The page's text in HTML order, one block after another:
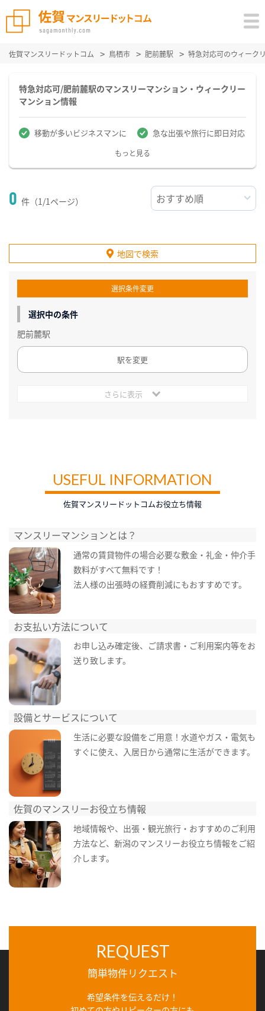
佐賀マンスリードットコム 鳥栖市 肥前麓駅 特急対応可のウィーク
特急対応可/肥前麓駅のマンスリーマンション・ウィークリー
マンション情報
移動が多いビジネスマンに 急な出張や旅行に即日対応
もっと見る
0 件（1/1ページ）
地図で検索
選択条件変更
選択中の条件
肥前麓駅
駅を変更
さらに表示
USEFUL INFORMATION
佐賀マンスリードットコムお役立ち情報
マンスリーマンションとは？
通常の賃貸物件の場合必要な敷金・礼金・仲介手
数料がすべて無料です！
法人様の出張時の経費削減にもおすすめです。
お支払い方法について
お申し込み確定後、ご請求書・ご利用案内等をお
送り致します。
設備とサービスについて
生活に必要な設備をご用意！水道やガス・電気も
すぐに使え、入居日から通常に生活ができます。
佐賀のマンスリーお役立ち情報
地域情報や、出張・観光旅行・おすすめのご利用
方法など、新潟のマンスリーお役立ち情報をご紹
介します。
REQUEST
簡単物件リクエスト
希望条件を伝えるだけ！